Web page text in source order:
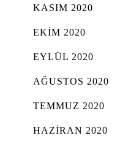
KASIM 2020
EKIM 2020
EYLÜL 2020
AĞUSTOS 2020
TEMMUZ 2020
HAZIRAN 2020